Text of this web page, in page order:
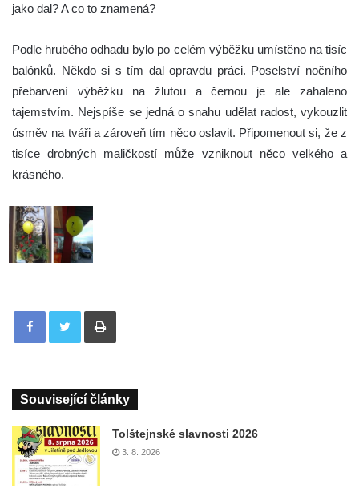
jako dal? A co to znamená?
Podle hrubého odhadu bylo po celém výběžku umístěno na tisíc
balónků. Někdo si s tím dal opravdu práci. Poselství nočního
přebarvení výběžku na žlutou a černou je ale zahaleno
tajemstvím. Nejspíše se jedná o snahu udělat radost, vykouzlit
úsměv na tváři a zároveň tím něco oslavit. Připomenout si, že z
tisíce drobných maličkostí může vzniknout něco velkého a
krásného.
Tisknout
Související články
Tolštejnské slavnosti 2026
3. 8. 2026